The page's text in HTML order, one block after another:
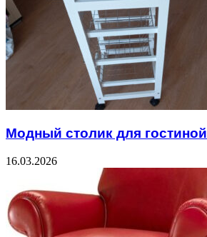
Модный столик для гостиной
16.03.2026